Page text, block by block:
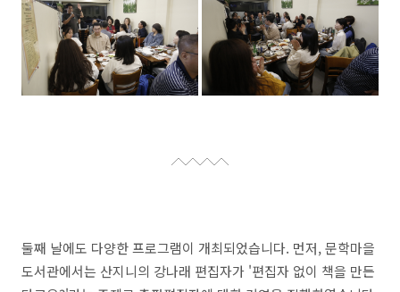
둘째 날에도 다양한 프로그램이 개최되었습니다. 먼저, 문학마을
도서관에서는 산지니의 강나래 편집자가 '편집자 없이 책을 만든